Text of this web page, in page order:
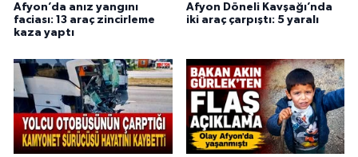
Afyon’da anız yangını
faciası: 13 araç zincirleme
kaza yaptı
Afyon Döneli Kavşağı’nda
iki araç çarpıştı: 5 yaralı